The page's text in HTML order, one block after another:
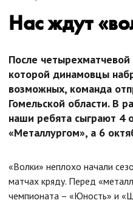
Нас ждут
После
которой динамовцы
возможных, команда
Гомельской области. В
наши ребята сыграют 4
«Металлургом», а 6
«Волки» неплохо начали
матчах кряду. Перед
чемпионата – «Юность» и